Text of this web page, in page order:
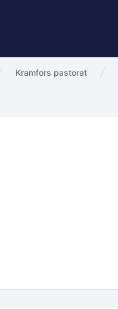
Kramfors pastorat